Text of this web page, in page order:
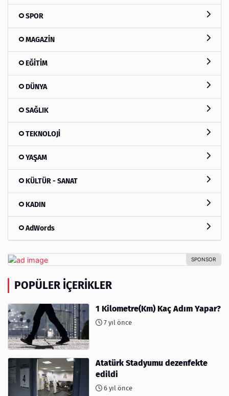
SPOR
MAGAZİN
EĞİTİM
DÜNYA
SAĞLIK
TEKNOLOJİ
YAŞAM
KÜLTÜR - SANAT
KADIN
AdWords
POPÜLER İÇERIKLER
1 Kilometre(Km) Kaç Adım Yapar?
7 yıl önce
Atatürk Stadyumu dezenfekte
edildi
6 yıl önce